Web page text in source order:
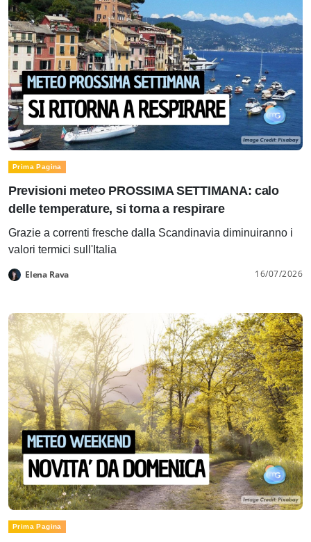
Prima Pagina
Previsioni meteo PROSSIMA SETTIMANA: calo
delle temperature, si torna a respirare
Grazie a correnti fresche dalla Scandinavia diminuiranno i
valori termici sull'Italia
Elena Rava 16/07/2026
Prima Pagina